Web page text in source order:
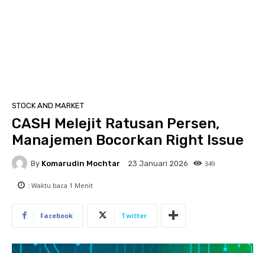
STOCK AND MARKET
CASH Melejit Ratusan Persen,
Manajemen Bocorkan Right Issue
By Komarudin Mochtar 23 Januari 2026 349
: Waktu baca 1 Menit
Facebook Twitter